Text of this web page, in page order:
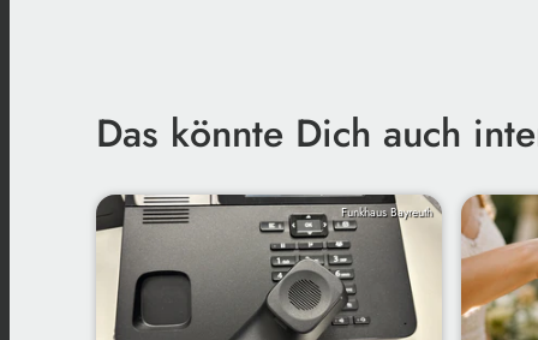
Das könnte Dich auch
Funkhaus Bayreuth